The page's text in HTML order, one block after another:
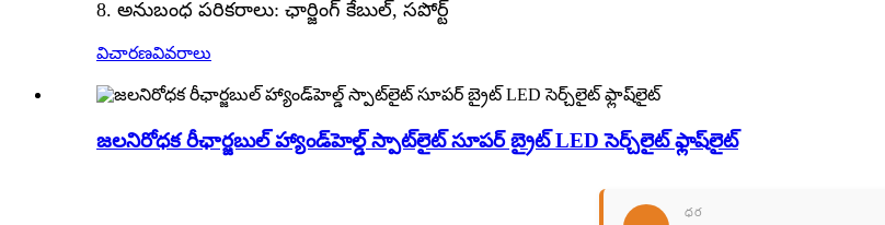
8. అనుబంధ పరికరాలు: ఛార్జింగ్ కేబుల్, సపోర్ట్
విచారణవివరాలు
జలనిరోధక రీఛార్జబుల్ హ్యాండ్‌హెల్డ్ స్పాట్‌లైట్ సూపర్ బ్రైట్ LED సెర్చ్‌లైట్ ఫ్లాష్‌లైట్
ధర